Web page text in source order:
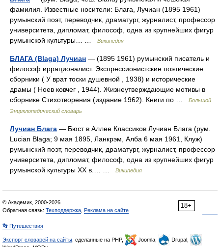
фамилия. Известные носители: Блага, Лучиан (1895 1961)
румынский поэт, переводчик, драматург, журналист, профессор
университета, дипломат, философ, одна из крупнейших фигур
румынской культуры… …
Википедия
БЛАГА (Blaga) Лучиан — (1895 1961) румынский писатель и
философ иррационалист. Экспрессионистские поэтические
сборники ( У врат тоски душевной , 1938) и исторические
драмы ( Ноев ковчег , 1944). Жизнеутверждающие мотивы в
сборнике Стихотворения (издание 1962). Книги по …
Большой
Энциклопедический словарь
Лучиан Блага — Бюст в Аллее Классиков Лучиан Блага (рум.
Lucian Blaga; 9 мая 1895, Ланкрэм, Алба 6 мая 1961, Клуж)
румынский поэт, переводчик, драматург, журналист, профессор
университета, дипломат, философ, одна из крупнейших фигур
румынской культуры ХХ в.… …
Википедия
18+
© Академик, 2000-2026
Обратная связь: Техподдержка Реклама на сайте
👣 Путешествия
Экспорт словарей на сайты , сделанные на PHP, Joomla,
Drupal,